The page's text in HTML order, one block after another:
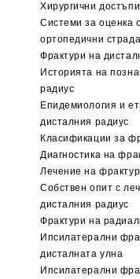
Хирургични достъпи
Системи за оценка
ортопедични
Фрактури на
Историята на
радиус
Епидемиология и
дисталния радиус
Класификации за
Диагностика на
Лечение на
Собствен опит с
дисталния радиус
Фрактури на
Ипсилатерални
дисталната улна
Ипсилатерални